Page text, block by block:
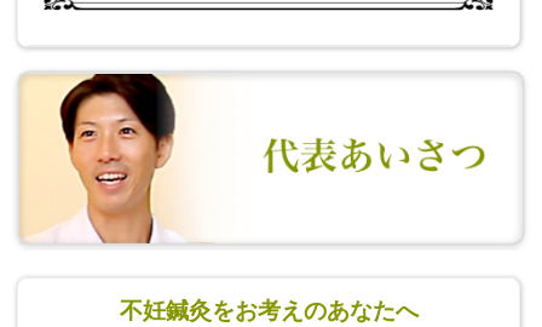
不妊鍼灸をお考えのあなたへ